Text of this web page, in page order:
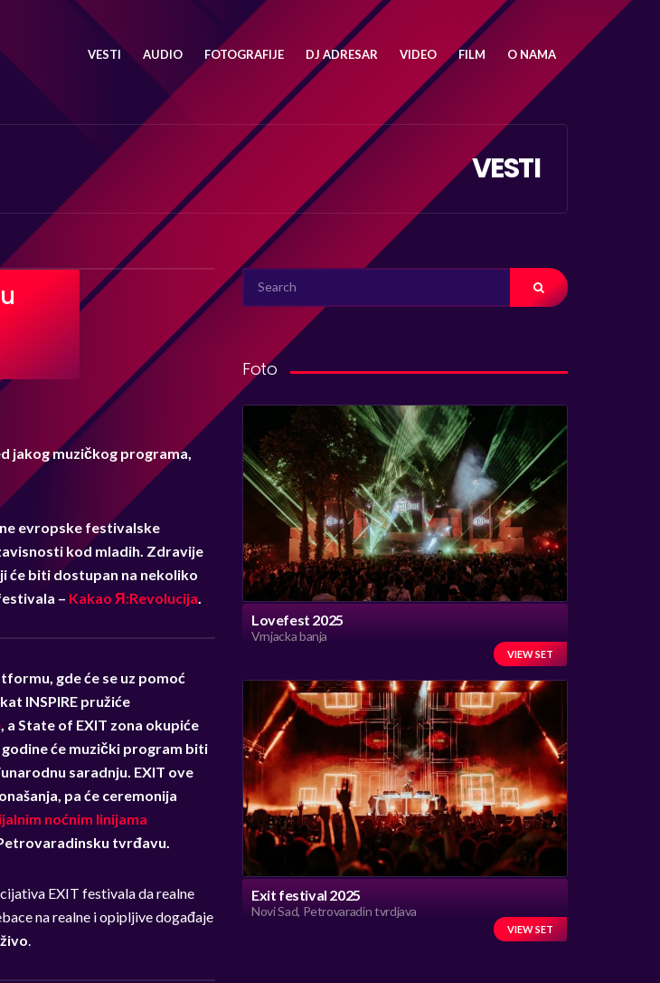
VESTI AUDIO FOTOGRAFIJE DJ ADRESAR VIDEO FILM O NAMA
VESTI
jakog muzičkog programa,
evropske festivalske
kod mladih. Zdravije
će biti dostupan na nekoliko
– Kakao Я:Revolucija.
gde će se uz pomoć
INSPIRE pružiće
, a State of EXIT zona okupiće
će muzički program biti
saradnju. EXIT ove
pa će ceremonija
noćnim linijama
tvrđavu.
EXIT festivala da realne
na realne i opipljive događaje
.
SEARCH
FOR:
Foto
Lovefest 2025
Vrnjacka banja
VIEW SET
Exit festival 2025
Novi Sad, Petrovaradin tvrdjava
VIEW SET